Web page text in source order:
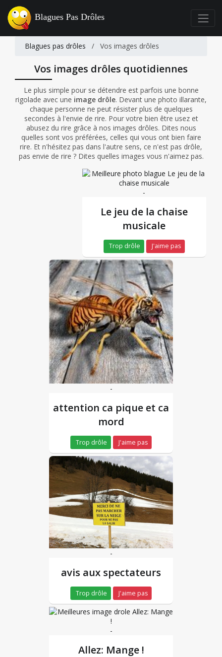
Blagues Pas Drôles
Blagues pas drôles / Vos images drôles
Vos images drôles quotidiennes
Le plus simple pour se détendre est parfois une bonne
rigolade avec une image drôle. Devant une photo illarante,
chaque personne ne peut résister plus de quelques
secondes à l'envie de rire. Pour votre bien être usez et
abusez du rire grâce à nos images drôles. Dites nous
quelles sont vos préférées, celles qui vous ont bien faire
rire. Et n'hésitez pas dans l'autre sens, ce n'est pas drôle,
pas envie de rire ? Dites quelles images vous n'aimez pas.
-
Le jeu de la chaise
musicale
Trop drôle J'aime pas
-
attention ca pique et ca
mord
Trop drôle J'aime pas
-
avis aux spectateurs
Trop drôle J'aime pas
-
Allez: Mange !